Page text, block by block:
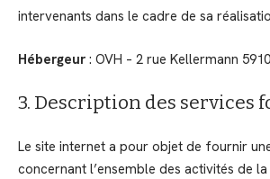
intervenants dans le cadre de sa
Hébergeur : OVH – 2 rue Kellermann
3. Description des services
Le site internet a pour objet de fournir
concernant l’ensemble des activités de la